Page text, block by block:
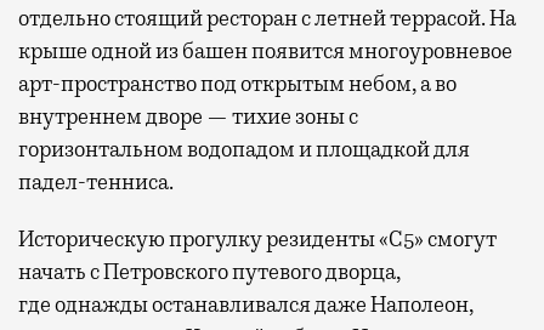
отдельно стоящий ресторан с летней террасой. На
крыше одной из башен появится многоуровневое
арт-пространство под открытым небом, а во
внутреннем дворе — тихие зоны с
горизонтальном водопадом и площадкой для
падел-тенниса.
Историческую прогулку резиденты «С5» смогут
начать с Петровского путевого дворца,
гдеоднажды останавливался даже Наполеон,